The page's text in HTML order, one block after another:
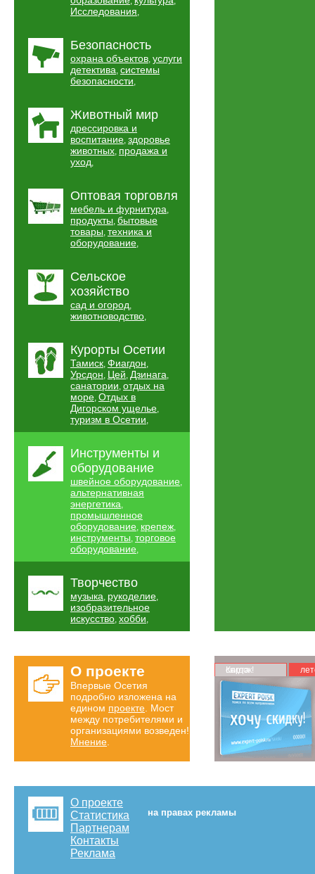
Исследования,
Безопасность
охрана объектов, услуги
детектива, системы
безопасности,
Животный мир
дрессировка и
воспитание, здоровье
животных, продажа и
уход,
Оптовая торговля
мебель и фурнитура,
продукты, бытовые
товары, техника и
оборудование,
Сельское
хозяйство
сад и огород,
животноводство,
Курорты Осетии
Тамиск, Фиагдон,
Урсдон, Цей, Дзинага,
санатории, отдых на
море, Отдых в
Дигорском ущелье,
туризм в Осетии,
Инструменты и
оборудование
швейное оборудование,
альтернативная
энергетика,
промышленное
оборудование, крепеж,
инструменты, торговое
оборудование,
Творчество
музыка, рукоделие,
изобразительное
искусство, хобби,
О проекте
Впервые Осетия
подробно изложена на
едином проекте . Мост
между потребителями и
организациями возведен!
Мнение
Карта скидок!
О проекте
Статистика
Партнерам
Контакты
Реклама
на правах рекламы